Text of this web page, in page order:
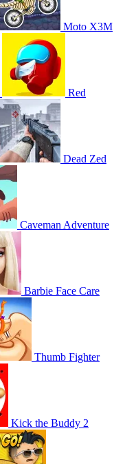
Moto X3M
Red
Dead Zed
Caveman Adventure
Barbie Face Care
Thumb Fighter
Kick the Buddy 2